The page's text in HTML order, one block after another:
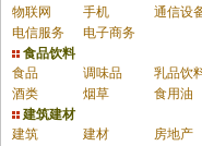
物联网
手机
通信设
电信服务
电子商务
食品饮料
食品
调味品
乳品饮
酒类
烟草
食用油
建筑建材
建筑
建材
房地产